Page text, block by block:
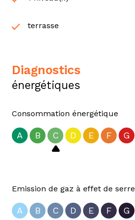
terrasse
diagnostics
énergétiques
Consommation énergétique
A B C D E F G
Emission de gaz à effet de serre
A B C D E F G